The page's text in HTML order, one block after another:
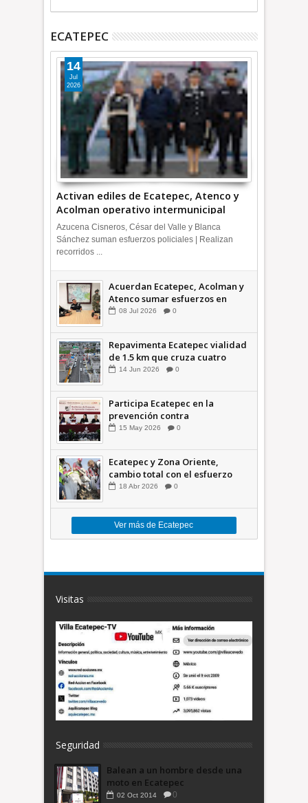
ECATEPEC
Activan ediles de Ecatepec, Atenco y
Acolman operativo intermunicipal
14
Jul
2026
Azucena Cisneros, César del Valle y Blanca
Sánchez suman esfuerzos policiales | Realizan
recorridos ...
Acuerdan Ecatepec, Acolman y
Atenco sumar esfuerzos en
seguridad
08 Jul 2026 0
Repavimenta Ecatepec vialidad
de 1.5 km que cruza cuatro
comunidades +Video
14 Jun 2026 0
Participa Ecatepec en la
prevención contra
inundaciones en el Valle de
15 May 2026 0
Ecatepec y Zona Oriente,
cambio total con el esfuerzo
conjunto: Azucena; retiran 21
18 Abr 2026 0
Ver más de Ecatepec
Visitas
Seguridad
Balean a un hombre desde una
moto en Ecatepec
02 Oct 2014 0